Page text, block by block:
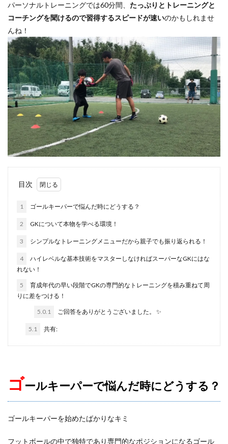
パーソナルトレーニングでは60分間、 たっぷりとトレーニングと
コーチングを聞けるので習得するスピードが速いのかもしれませ
んね！
目次
1 ゴールキーパーで悩んだ時にどうする？
2 GKについて本物を学べる環境！
3 シンプルなトレーニングメニューだから親子でも振り返られる！
4
ハイレベルな基本技術をマスターしなければスーパーなGKにはな
れない！
5
育成年代の早い段階でGKの専門的なトレーニングを積み重ねて周
りに差をつける！
5.0.1 ご回答をありがとうございました。 ✨
5.1 共有:
ゴールキーパーで悩んだ時にどうする？
ゴールキーパーを始めたばかりなキミ
フットボールの中で独特であり専門的なポジションになるゴール
パーソナルトレーニング
ビジョントレーニング
ビデオカメラ
ビルドアップ
フォーム
フォーリング
フットワーク
フロントダイビング
ブッフォン
ブレイクアウェイ
ブロッキング
プライベートトレーニング
プライベートレッスン
プレジャンプ
プレスキック
プレゼント企画
プレースピード
プレー中
プレー前
ヘタフェ
ボレーキック
ポジショニング
ポジティブ
ポゼッション
ポテンシャル
マインド
マクダビット
ミラン
モンテディオ
ヤシン・トロフィー
ユベントス
ラージョ
リカバリー
リトリートライン
リバウンドメンタリティー
レアルマドリー レガネス
レッズユース
三上綾太
三脚 上田綺世
下部組織
世界基準
中学生
中学生GK 中山英樹
久保建英
京都サンガ
人選
休む 休息 会津サントス
低弾道
個別トレーニング
個別レッスン
入間
前園杯
前園真聖 前期
加藤順大
勉強 動体視力 北九州 右足